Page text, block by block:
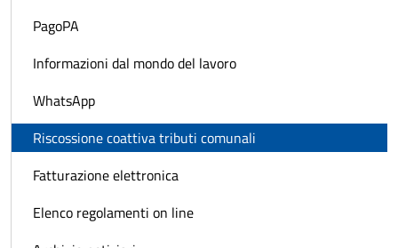
PagoPA
Informazioni dal mondo del lavoro
WhatsApp
Riscossione coattiva tributi comunali
Fatturazione elettronica
Elenco regolamenti on line